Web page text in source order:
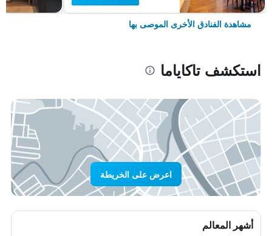
مشاهدة الفنادق الأخرى الموصى بها
استكشف تاكاياما
اعرض على الخريطة
أشهر المعالم